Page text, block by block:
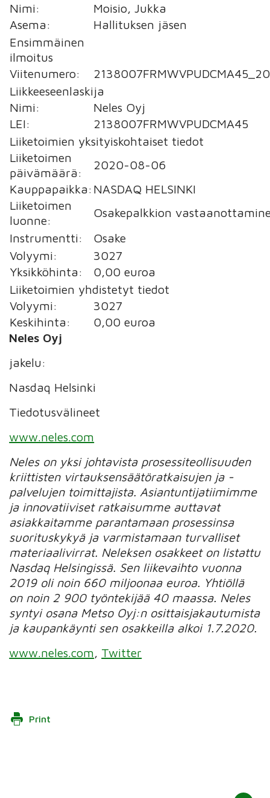
Nimi:
Moisio, Jukka
Asema:
Hallituksen jäsen
Ensimmäinen
ilmoitus
Viitenumero:
Liikkeeseenlaskija
Nimi:
Neles Oyj
LEI:
2138007FRMWVPUDCMA45
Liiketoimien yksityiskohtaiset tiedot
Liiketoimen
päivämäärä:
2020-08-06
Kauppapaikka: NASDAQ HELSINKI
Liiketoimen
luonne:
Osakepalkkion
Instrumentti:
Osake
Volyymi:
3027
Yksikköhinta:
0,00 euroa
Liiketoimien yhdistetyt tiedot
Volyymi:
3027
Keskihinta:
0,00 euroa
Neles Oyj
jakelu:
Nasdaq Helsinki
Tiedotusvälineet
www.neles.com
Neles on yksi johtavista prosessiteollisuuden
kriittisten virtauksensäätöratkaisujen ja -
palvelujen toimittajista. Asiantuntijatiimimme
ja innovatiiviset ratkaisumme auttavat
asiakkaitamme parantamaan prosessinsa
suorituskykyä ja varmistamaan turvalliset
materiaalivirrat. Neleksen osakkeet on listattu
Nasdaq Helsingissä. Sen liikevaihto vuonna
2019 oli noin 660 miljoonaa euroa. Yhtiöllä
on noin 2 900 työntekijää 40 maassa. Neles
syntyi osana Metso Oyj:n osittaisjakautumista
ja kaupankäynti sen osakkeilla alkoi 1.7.2020.
www.neles.com
Twitter
Print